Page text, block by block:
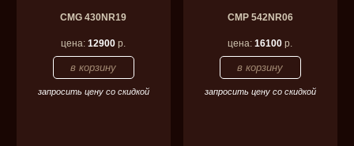
CMG 430NR19
цена:12900 р.
запросить цену со скидкой
CMP 542NR06
цена:16100 р.
запросить цену со скидкой